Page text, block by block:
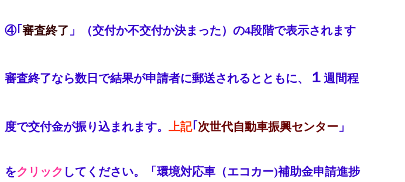
④｢審査終了 」（交付か不交付か決まった）の4段階で表示されます
審査終了なら数日で結果が申請者に郵送されるとともに、 １ 週間程
度で交付金が振り込まれます。 上記｢ 次世代自動車振興センター 」
をクリック してください。「環境対応車（エコカー)補助金申請進捗